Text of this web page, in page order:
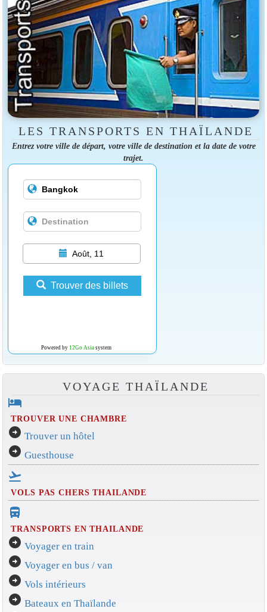
LES TRANSPORTS EN THAÏLANDE
Entrez votre ville de départ, votre ville de destination et la date de votre
trajet.
Août, 11
Trouver des billets
Powered by 12Go Asiasystem
VOYAGE THAÏLANDE
hotel
TROUVER UNE CHAMBRE
arrow_circle_right Trouver un hôtel
arrow_circle_right Guesthouse
flight_takeoff
VOLS PAS CHERS THAILANDE
directions_bus_filled
TRANSPORTS EN THAILANDE
arrow_circle_right Voyager en train
arrow_circle_right Voyager en bus / van
arrow_circle_right Vols intérieurs
arrow_circle_right Bateaux en Thaïlande